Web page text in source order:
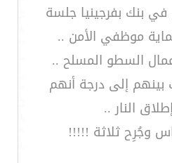
بنك بفرجينيا جلسة
موظفي الأمن ..
السطو المسلح ..
بينهم إلى درجة أنهم
النار ..
وجُرِح ثلاثة !!!!!